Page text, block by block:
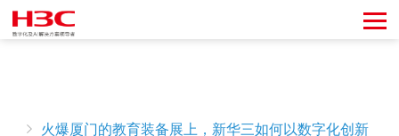
火爆厦门的教育装备展上，新华三如何以数字化创新